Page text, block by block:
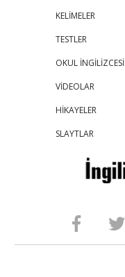
KELİMELER
TESTLER
OKUL İNGİLİZCESİ
VİDEOLAR
HİKAYELER
SLAYTLAR